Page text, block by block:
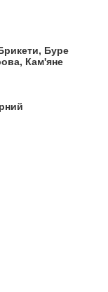
Буре
Кам'яне